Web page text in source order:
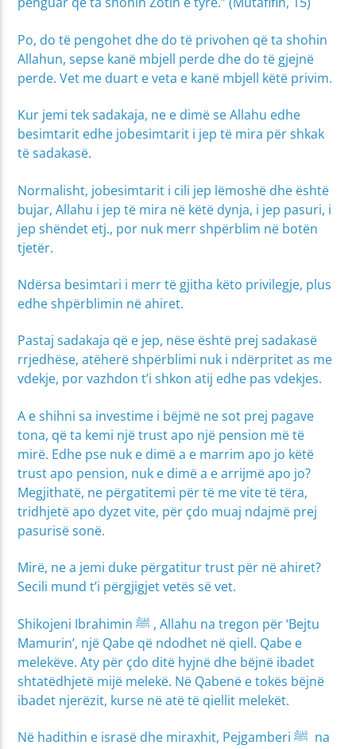
Po, do të pengohet dhe do të privohen që ta shohin
Allahun, sepse kanë mbjell perde dhe do të gjejnë
perde. Vet me duart e veta e kanë mbjell këtë privim.
Kur jemi tek sadakaja, ne e dimë se Allahu edhe
besimtarit edhe jobesimtarit i jep të mira për shkak
të sadakasë.
Normalisht, jobesimtarit i cili jep lëmoshë dhe është
bujar, Allahu i jep të mira në këtë dynja, i jep pasuri, i
jep shëndet etj., por nuk merr shpërblim në botën
tjetër.
Ndërsa besimtari i merr të gjitha këto privilegje, plus
edhe shpërblimin në ahiret.
Pastaj sadakaja që e jep, nëse është prej sadakasë
rrjedhëse, atëherë shpërblimi nuk i ndërpritet as me
vdekje, por vazhdon t’i shkon atij edhe pas vdekjes.
A e shihni sa investime i bëjmë ne sot prej pagave
tona, që ta kemi një trust apo një pension më të
mirë. Edhe pse nuk e dimë a e marrim apo jo këtë
trust apo pension, nuk e dimë a e arrijmë apo jo?
Megjithatë, ne përgatitemi për të me vite të tëra,
tridhjetë apo dyzet vite, për çdo muaj ndajmë prej
pasurisë sonë.
Mirë, ne a jemi duke përgatitur trust për në ahiret?
Secili mund t’i përgjigjet vetës së vet.
Shikojeni Ibrahimin ﷺ , Allahu na tregon për ‘Bejtu
Mamurin’, një Qabe që ndodhet në qiell. Qabe e
melekëve. Aty për çdo ditë hyjnë dhe bëjnë ibadet
shtatëdhjetë mijë melekë. Në Qabenë e tokës bëjnë
ibadet njerëzit, kurse në atë të qiellit melekët.
Në hadithin e israsë dhe miraxhit, Pejgamberi ﷺ na